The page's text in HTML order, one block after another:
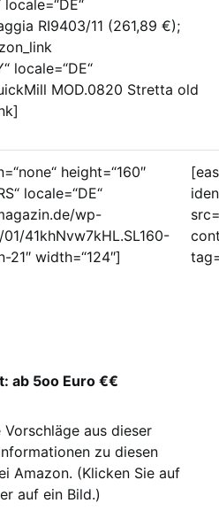
RI9403/11 (261,89 €);
locale=“DE“
MOD.0820 Stretta old
height=“160″
locale=“DE“
wp-
41khNvw7kHL.SL160-
21″ width=“124″]
ab 5oo Euro €€
aus dieser
zu diesen
Amazon. (Klicken Sie auf
auf ein Bild.)